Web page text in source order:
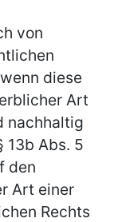
von
diese
Art
nachhaltig
13b Abs. 5
den
Art einer
Rechts